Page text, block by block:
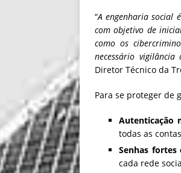
“A engenharia social
com objetivo de
como os
necessário
Diretor Técnico da
Para se proteger de
Autenticação
todas as
Senhas fortes
cada rede